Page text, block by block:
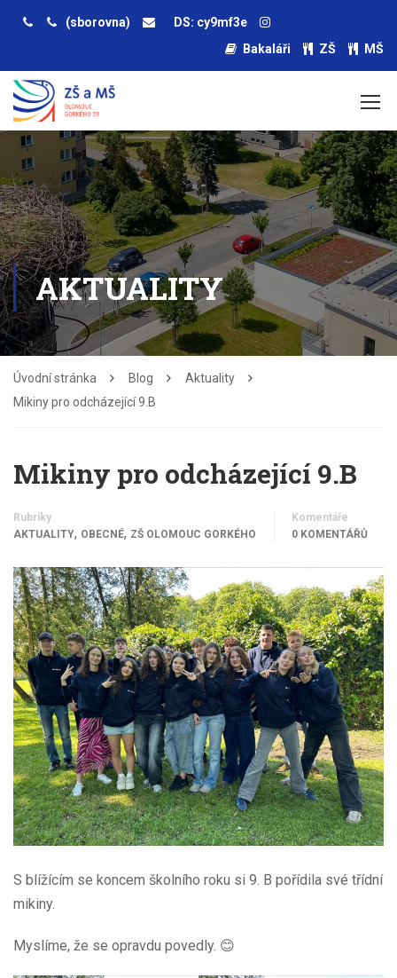
(sborovna)
DS: cy9mf3e
Bakaláři
ZŠ MŠ
AKTUALITY
Úvodní stránka Blog
Aktuality
Mikiny pro odcházející 9.B
Mikiny pro odcházející 9.B
Rubriky
AKTUALITY, OBECNÉ, ZŠ OLOMOUC GORKÉHO
Komentáře
0 KOMENTÁŘŮ
S blížícím se koncem školního roku si 9. B pořídila své třídní
mikiny.
Myslíme, že se opravdu povedly. 😊